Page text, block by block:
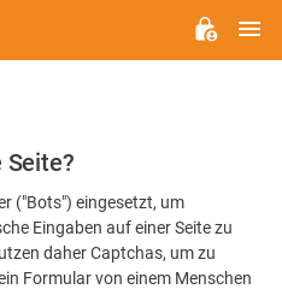
Seite?
("Bots") eingesetzt, um
Eingaben auf einer Seite zu
daher Captchas, um zu
Formular von einem Menschen